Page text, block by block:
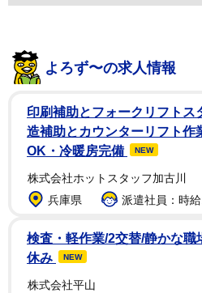
よろず〜の求人情報
印刷補助とフォークリフトス
造補助とカウンターリフト作
OK・冷暖房完備
NEW
株式会社ホットスタッフ加古川
兵庫県
派遣社員：時
検査・軽作業/2交替/静かな職
休み
NEW
株式会社平山